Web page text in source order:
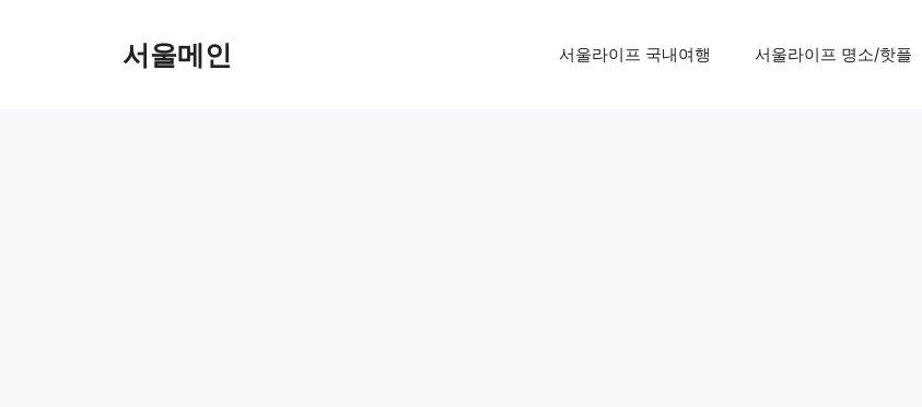
서울메인 서울라이프 국내여행 서울라이프 명소/핫플